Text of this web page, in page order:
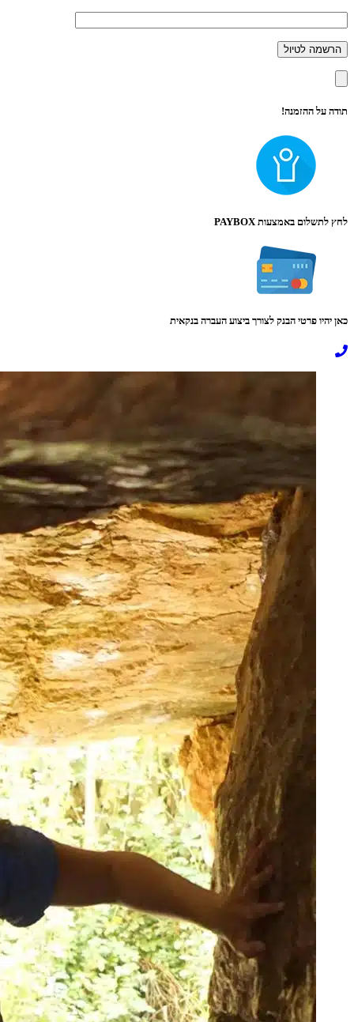
תודה על ההזמנה!
לחץ לתשלום באמצעות PAYBOX
כאן יהיו פרטי הבנק לצורך ביצוע העברה בנקאית